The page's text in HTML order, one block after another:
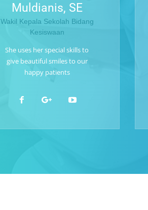
Muldianis, SE
Wakil Kepala Sekolah Bidang
Kesiswaan
She uses her special skills to
give beautiful smiles to our
happy patients